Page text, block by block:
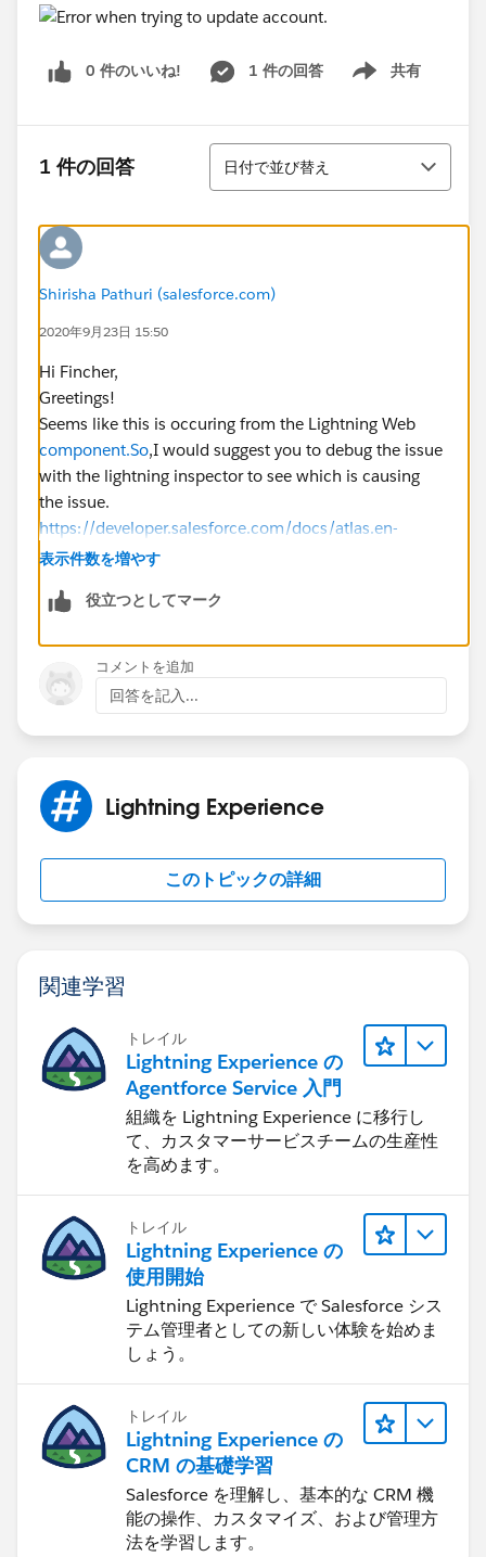
0 件のいいね! 1 件の回答 共有
Show menu
1 件の回答
並び替え
日付で並び替え
Shirisha Pathuri (salesforce.com)
2020年9月23日 15:50
Hi Fincher,
Greetings!
Seems like this is occuring from the Lightning Web
component.So,I would suggest you to debug the issue
with the lightning inspector to see which is causing
the issue.
https://developer.salesforce.com/docs/atlas.en-
us.lightning.meta/lightning/inspector_intro.htm
help others in the future.
Shirisha Pathuri
表示件数を増やす
役立つとしてマーク
コメントを追加
回答を記入...
Lightning Experience
このトピックの詳細
関連学習
トレイル
Lightning Experience の
Agentforce Service 入門
組織を Lightning Experience に移行し
て、カスタマーサービスチームの生産性
を高めます。
トレイル
Lightning Experience の
使用開始
Lightning Experience で Salesforce シス
テム管理者としての新しい体験を始めま
しょう。
トレイル
Lightning Experience の
CRM の基礎学習
Salesforce を理解し、基本的な CRM 機
能の操作、カスタマイズ、および管理方
法を学習します。